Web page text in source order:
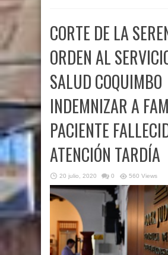
CORTE DE LA
ORDEN AL
SALUD COQUIMBO
INDEMNIZAR A
PACIENTE
ATENCIÓN TARDÍA
20 julio, 2020 0 560 Views